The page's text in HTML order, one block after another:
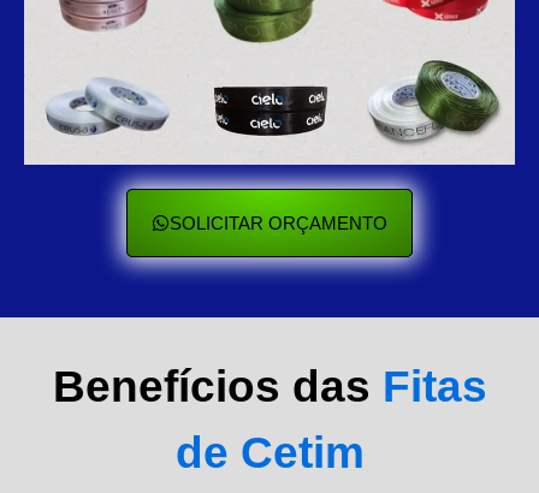
SOLICITAR ORÇAMENTO
Benefícios das Fitas
de Cetim